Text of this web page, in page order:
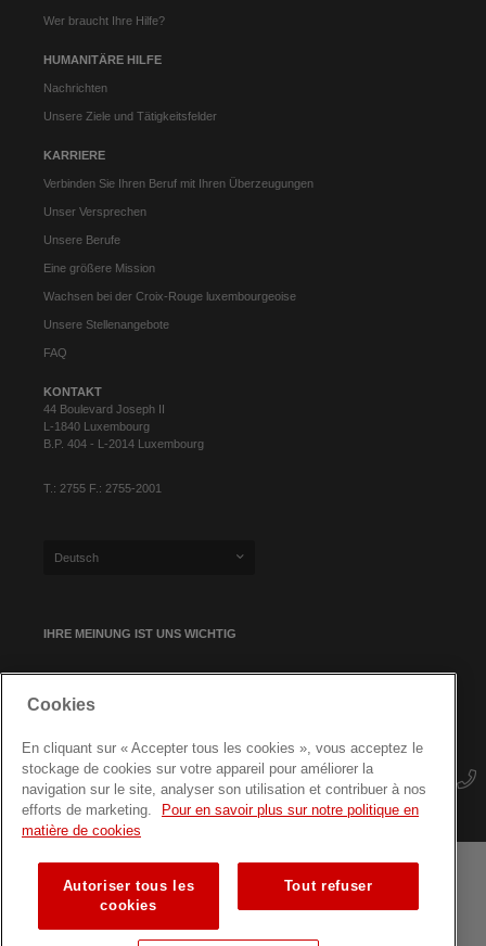
Wer braucht Ihre Hilfe?
HUMANITÄRE HILFE
Nachrichten
Unsere Ziele und Tätigkeitsfelder
KARRIERE
Verbinden Sie Ihren Beruf mit Ihren Überzeugungen
Unser Versprechen
Unsere Berufe
Eine größere Mission
Wachsen bei der Croix-Rouge luxembourgeoise
Unsere Stellenangebote
FAQ
KONTAKT
44 Boulevard Joseph II
L-1840 Luxembourg
B.P. 404 - L-2014 Luxembourg
T.: 2755 F.: 2755-2001
Deutsch
IHRE MEINUNG IST UNS WICHTIG
NEWSLETTER-ANMELDUNG
Geschäftsbedingungen
Seitenübersicht
Fortbildungen für Fachkräfte
Cookies
En cliquant sur « Accepter tous les cookies », vous acceptez le
stockage de cookies sur votre appareil pour améliorer la
navigation sur le site, analyser son utilisation et contribuer à nos
efforts de marketing.
Pour en savoir plus sur notre politique en
matière de cookies
Autoriser tous les
cookies
Tout refuser